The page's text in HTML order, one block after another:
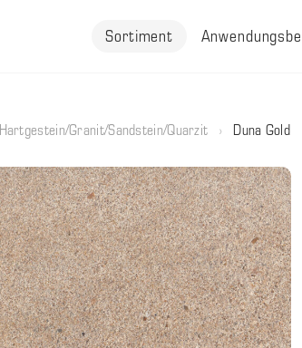
Sortiment
Hartgestein/Granit/Sandstein/Quarzit › Duna Gold